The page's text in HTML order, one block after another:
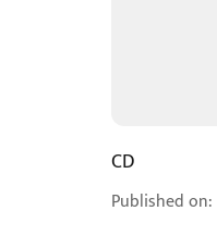
CD
Published on: